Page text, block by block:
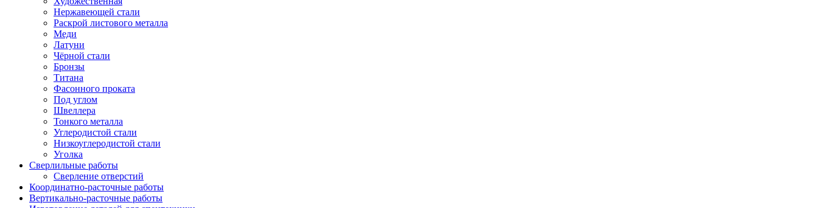
Нержавеющей стали
Раскрой листового металла
Меди
Латуни
Чёрной стали
Бронзы
Титана
Фасонного проката
Под углом
Швеллера
Тонкого металла
Углеродистой стали
Низкоуглеродистой стали
Уголка
Сверлильные работы
Сверление отверстий
Координатно-расточные работы
Вертикально-расточные работы